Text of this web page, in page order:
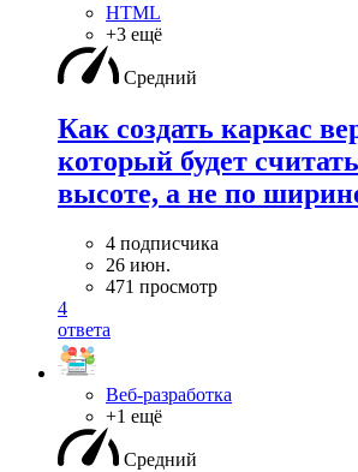
HTML
+3 ещё
Средний
Как создать каркас
который будет
высоте, а не по
4 подписчика
26 июн.
471 просмотр
4
ответа
Веб-разработка
+1 ещё
Средний